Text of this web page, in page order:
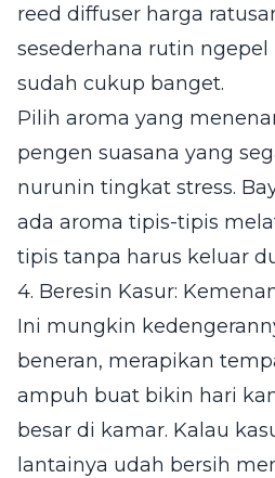
reed diffuser harga
sesederhana rutin
sudah cukup banget.
Pilih aroma yang
pengen suasana yang
nurunin tingkat stress.
ada aroma tipis-tipis
tipis tanpa harus keluar
4. Beresin Kasur:
Ini mungkin
beneran, merapikan
ampuh buat bikin hari
besar di kamar. Kalau
lantainya udah bersih